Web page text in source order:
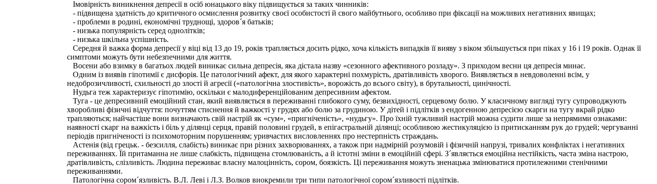
Імовірність виникнення депресії в осіб юнацького віку підвищується за таких чинників:
- підвищена здатність до критичного осмислення розвитку своєї особистості й свого майбутнього, особливо при фіксації на можливих негативних явищах;
- проблеми в родині, економічні труднощі, здоров´я батьків;
- низька популярність серед однолітків;
- низька шкільна успішність.
Середня й важка форма депресії у віці від 13 до 19, років трапляється досить рідко, хоча кількість випадків її вияву з віком збільшується при піках у 16 і 19 років. Однак її
симптоми можуть бути небезпечними для життя.
Восени або взимку в багатьох людей виникає сильна депресія, яка дістала назву «сезонного афективного розладу». З приходом весни ця депресія минає.
Одним із виявів гіпотимії є дисфорія. Це патологічний афект, для якого характерні похмурість, дратівливість хворого. Виявляється в невдоволенні всім, у
недоброзичливості, схильності до злості й агресії («патологічна злостивість», ворожість до всього світу), в брутальності, цинічності.
Нудьга теж характеризує гіпотимію, оскільки є малодиференційованим депресивним афектом.
Туга - це депресивний емоційний стан, який виявляється в переживанні глибокого суму, безвихідності, серцевому болю. У класичному вигляді тугу супроводжують
хворобливі фізичні відчуття: почуттям стиснення й важкості у грудях або болю за грудиною. У дітей і підлітків з ендогенною депресією скарги на тугу вкрай рідко
трапляються; найчастіше вони визначають свій настрій як «сум», «пригніченість», «нудьгу». Про їхній тужливий настрій можна судити лише за непрямими ознаками:
наявності скарг на важкість і біль у ділянці серця, правій половині грудей, в епігастральній ділянці; особливою жестикуляцією із притисканням рук до грудей; чергуванні
періодів пригніченості із психомоторним порушенням; уривчастих висловленнях про нестерпність страждань.
Астенія (від грецьк. - безсилля, слабість) виникає при різних захворюваннях, а також при надмірній розумовій і фізичній напрузі, тривалих конфліктах і негативних
переживаннях. Їй притаманна не лише слабкість, підвищена стомлюваність, а й істотні зміни в емоційній сфері. З´являється емоційна нестійкість, часта зміна настрою,
дратівливість, слізливість. Людина переживає власну малоцінність, сором, боязкість. Ці переживання можуть зненацька змінюватися протилежними стенічними
переживаннями.
Патологічна сором´язливість. В.Л. Леві і Л.З. Волков виокремили три типи патологічної сором´язливості підлітків.